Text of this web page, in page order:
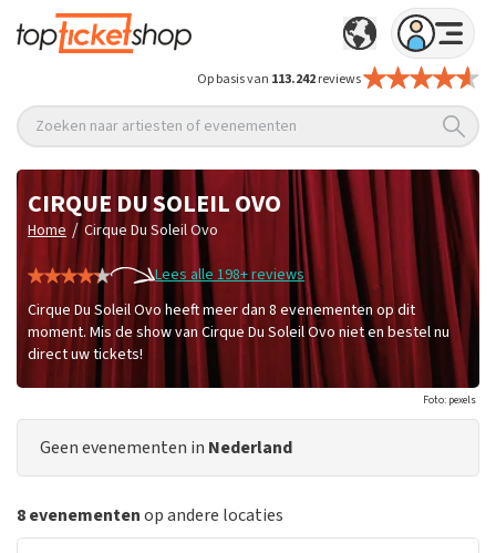
Op basis van 113.242reviews
Zoeken naar artiesten of evenementen
CIRQUE DU SOLEIL OVO
Home / Cirque Du Soleil Ovo
Lees alle 198+ reviews
Cirque Du Soleil Ovo heeft meer dan 8 evenementen op dit
moment. Mis de show van Cirque Du Soleil Ovo niet en bestel nu
direct uw tickets!
Foto: pexels
Geen evenementen in Nederland
8 evenementenop andere locaties